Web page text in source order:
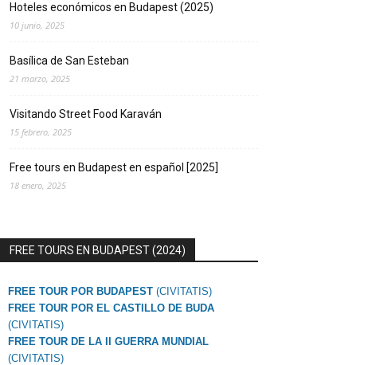
Hoteles económicos en Budapest (2025)
10 junio, 2025
Basílica de San Esteban
21 marzo, 2025
Visitando Street Food Karaván
15 febrero, 2025
Free tours en Budapest en español [2025]
18 enero, 2025
FREE TOURS EN BUDAPEST (2024)
FREE TOUR POR BUDAPEST (CIVITATIS)
FREE TOUR POR EL CASTILLO DE BUDA
(CIVITATIS)
FREE TOUR DE LA II GUERRA MUNDIAL
(CIVITATIS)